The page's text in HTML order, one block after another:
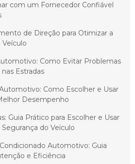
com um Fornecedor Confiável
de Direção para Otimizar a
Como Evitar Problemas
Estradas
Como Escolher e Usar
Desempenho
Guia Prático para Escolher e Usar
do Veículo
Automotivo: Guia
e Eficiência